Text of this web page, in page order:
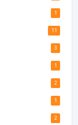
1
11
3
1
2
1
2